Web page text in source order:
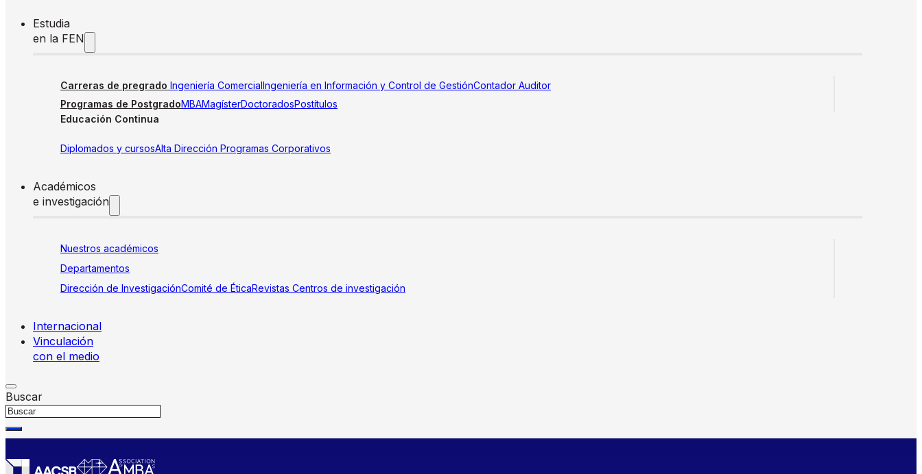
Estudia
en la FEN
Carreras de pregrado Ingeniería ComercialIngeniería en Información y Control de GestiónContador Auditor
Programas de PostgradoMBAMagísterDoctoradosPostítulos
Educación Continua
Diplomados y cursosAlta Dirección Programas Corporativos
Académicos
e investigación
Nuestros académicos
Departamentos
Dirección de InvestigaciónComité de ÉticaRevistas Centros de investigación
Internacional
Vinculación
con el medio
Buscar